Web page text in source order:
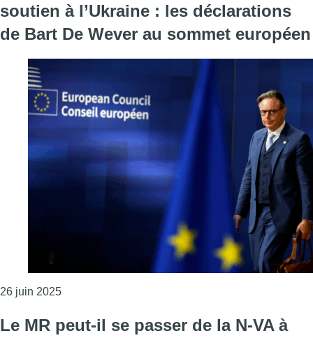
soutien à l’Ukraine : les déclarations
de Bart De Wever au sommet européen
26 juin 2025Consulter l'article "Accord d’association UE-
Le MR peut-il se passer de la N-VA à